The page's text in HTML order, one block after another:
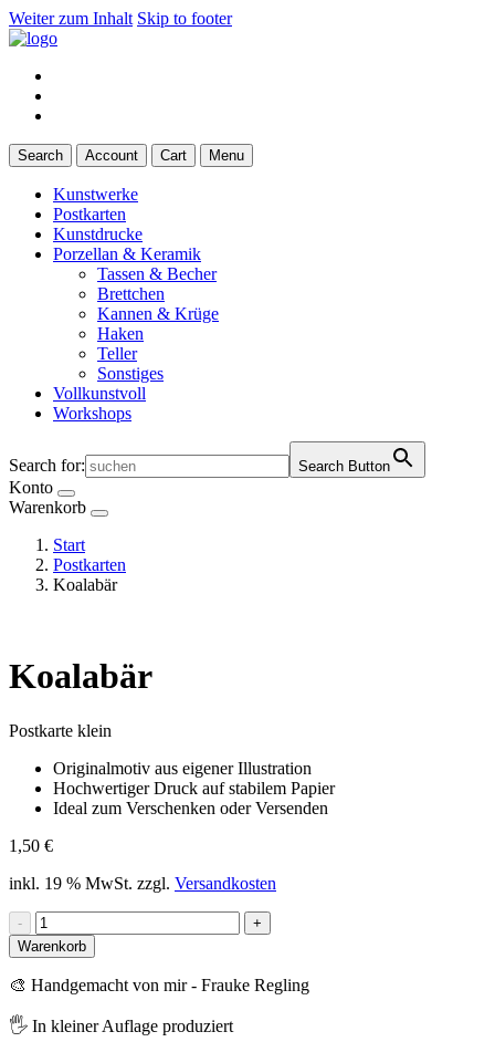
Weiter zum Inhalt Skip to footer
Search Account Cart Menu
Kunstwerke
Postkarten
Kunstdrucke
Porzellan & Keramik
Tassen & Becher
Brettchen
Kannen & Krüge
Haken
Teller
Sonstiges
Vollkunstvoll
Workshops
Search for: Search Button
Konto
Warenkorb
Start
Postkarten
Koalabär
Koalabär
Postkarte klein
Originalmotiv aus eigener Illustration
Hochwertiger Druck auf stabilem Papier
Ideal zum Verschenken oder Versenden
1,50 €
inkl. 19 % MwSt. zzgl. Versandkosten
-
Koalabär
Menge
+
Warenkorb
🎨 Handgemacht von mir - Frauke Regling
🖐️ In kleiner Auflage produziert